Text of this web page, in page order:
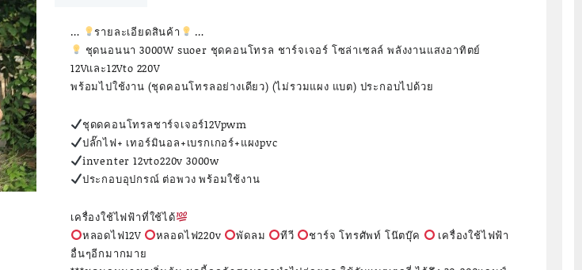
… รายละเอียดสินค้า
…
ชุดนอนนา 3000W suoer ชุดคอนโทรล ชาร์จเจอร์ โซล่าเซลล์ พลังงานแสงอาทิตย์
12Vและ12Vto 220V
พร้อมไปใช้งาน (ชุดคอนโทรลอย่างเดียว) (ไม่รวมแผง แบต) ประกอบไปด้วย
ชุดดคอนโทรลชาร์จเจอร์12Vpwm
ปลั๊กไฟ+ เทอร์มินอล+เบรกเกอร์+แผงpvc
inventer 12vto220v 3000w
ประกอบอุปกรณ์ ต่อพวง พร้อมใช้งาน
เครื่องใช้ไฟฟ้าที่ใช้ได้
หลอดไฟ12V
หลอดไฟ220v พัดลม ทีวี ชาร์จ โทรศัพท์ โน๊ตบุ๊ค
เครื่องใช้ไฟฟ้า
อื่นๆอีกมากมาย